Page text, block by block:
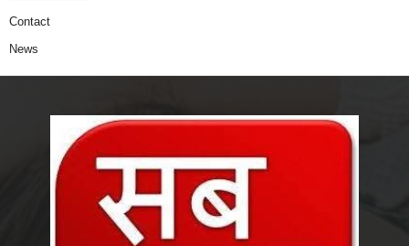
Contact
News